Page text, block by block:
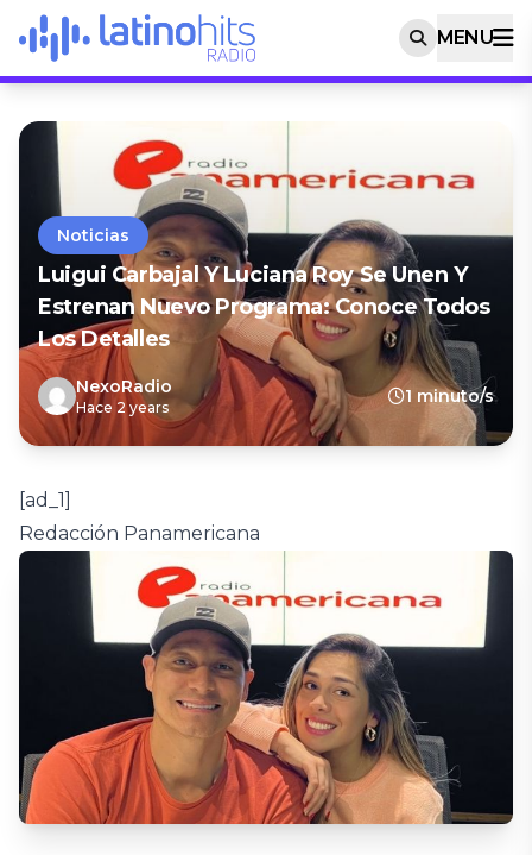
MENU
Noticias
Luigui Carbajal Y Luciana Roy Se Unen Y
Estrenan Nuevo Programa: Conoce Todos
Los Detalles
NexoRadio
Hace 2 years
1 minuto/s
[ad_1]
Redacción Panamericana